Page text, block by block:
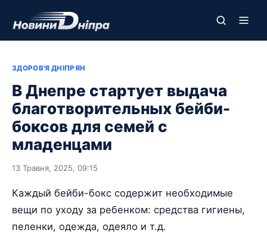
ЗДОРОВ'Я ДНІПРЯН
В Днепре стартует выдача
благотворительных бейби-
боксов для семей с
младенцами
13 Травня, 2025, 09:15
Каждый бейби-бокс содержит необходимые
вещи по уходу за ребенком: средства гигиены,
пеленки, одежда, одеяло и т.д.